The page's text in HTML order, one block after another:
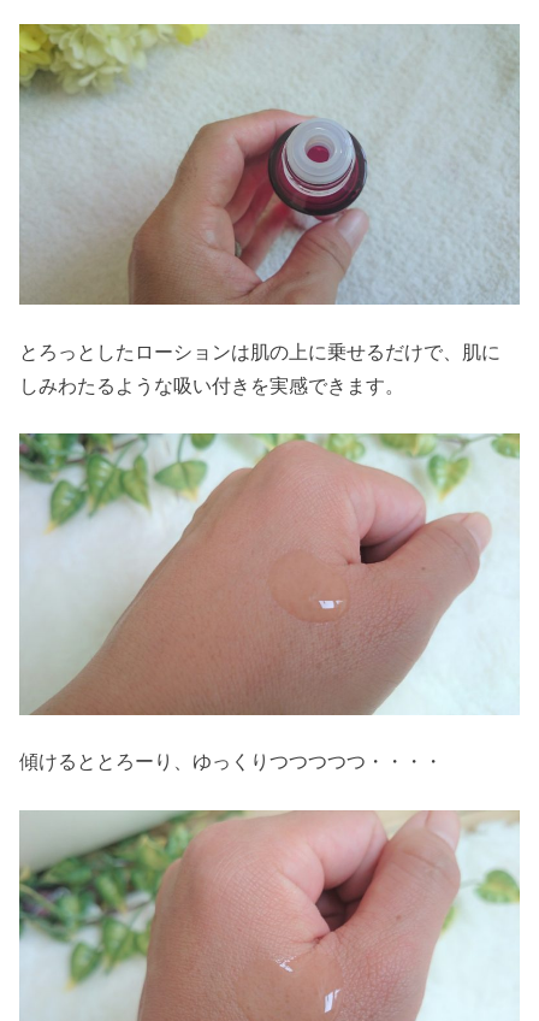
とろっとしたローションは肌の上に乗せるだけで、肌に
しみわたるような吸い付きを実感できます。
傾けるととろーり、ゆっくりつつつつつ・・・・